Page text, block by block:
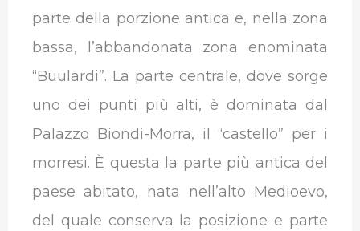
parte della porzione antica e, nella zona
bassa, l’abbandonata zona enominata
“Buulardi”. La parte centrale, dove sorge
uno dei punti più alti, è dominata dal
Palazzo Biondi-Morra, il “castello” per i
morresi. È questa la parte più antica del
paese abitato, nata nell’alto Medioevo,
del quale conserva la posizione e parte